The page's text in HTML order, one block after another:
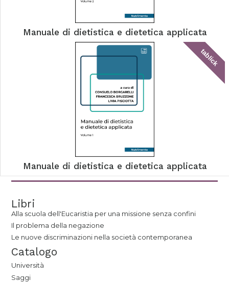
Manuale di dietistica e dietetica applicata
tablick
Manuale di dietistica e dietetica applicata
Libri
Alla scuola dell'Eucaristia per una missione senza confini
Il problema della negazione
Le nuove discriminazioni nella società contemporanea
Catalogo
Università
Saggi